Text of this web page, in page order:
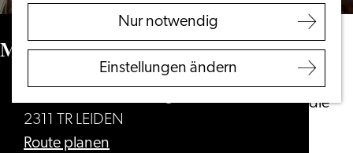
Nur notwendig
Einstellungen ändern
Touristeninformation
Leiden
Entdecken Sie die
Moers, Thee & Meer
2311 TR LEIDEN
Route planen